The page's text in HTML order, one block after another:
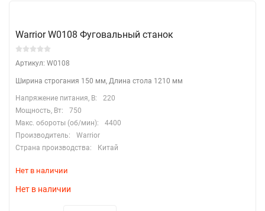
Warrior W0108 Фуговальный станок
Артикул: W0108
Ширина строгания 150 мм, Длина стола 1210 мм
Напряжение питания, В:
220
Мощность, Вт:
750
Макс. обороты (об/мин):
4400
Производитель:
Warrior
Страна производства:
Китай
Нет в наличии
Нет в наличии